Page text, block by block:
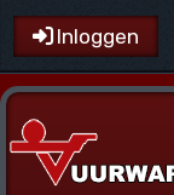
Inloggen